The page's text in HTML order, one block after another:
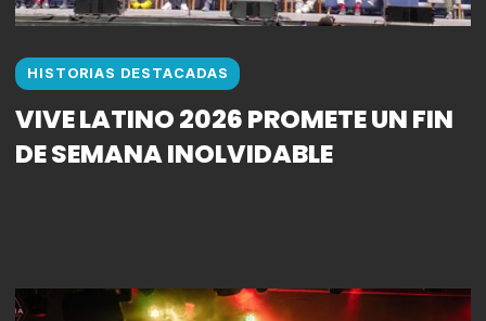
HISTORIAS DESTACADAS
VIVE LATINO 2026 PROMETE UN FIN
DE SEMANA INOLVIDABLE